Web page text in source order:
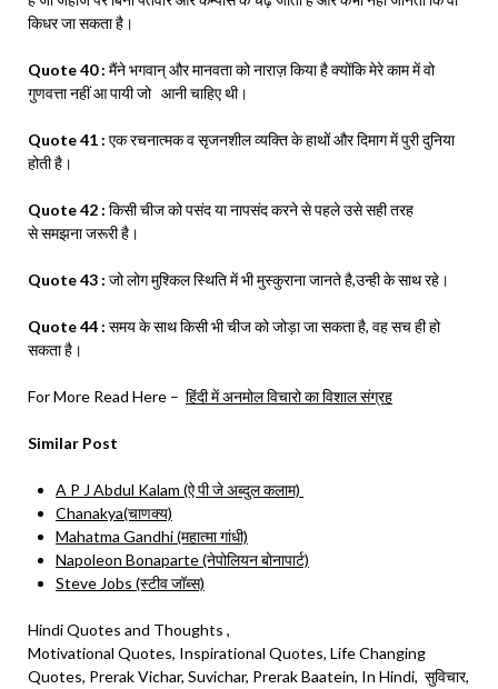
किधर जा सकता है।
Quote 40 : मैंने भगवान् और मानवता को नाराज़ किया है क्योंकि मेरे काम में वो
गुणवत्ता नहीं आ पायी जो आनी चाहिए थी।
Quote 41 : एक रचनात्मक व सृजनशील व्यक्ति के हाथों और दिमाग में पुरी दुनिया
होती है।
Quote 42 : किसी चीज को पसंद या नापसंद करने से पहले उसे सही तरह
से समझना जरूरी है।
Quote 43 : जो लोग मुश्किल स्थिति में भी मुस्कुराना जानते है,उन्ही के साथ रहे।
Quote 44 : समय के साथ किसी भी चीज को जोड़ा जा सकता है, वह सच ही हो
सकता है।
For More Read Here – हिंदी में अनमोल विचारो का विशाल संग्रह
Similar Post
A P J Abdul Kalam (ऐ पी जे अब्दुल कलाम)
Chanakya(चाणक्य)
Mahatma Gandhi (महात्मा गांधी)
Napoleon Bonaparte (नेपोलियन बोनापार्ट)
Steve Jobs (स्टीव जॉब्स)
Hindi Quotes and Thoughts ,
Motivational Quotes, Inspirational Quotes, Life Changing
Quotes, Prerak Vichar, Suvichar, Prerak Baatein, In Hindi, सुविचार,